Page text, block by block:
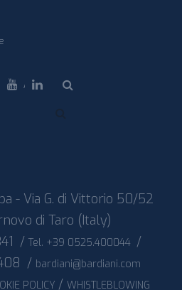
- Via G. di Vittorio 50/52
di Taro (Italy)
/ Tel. +39 0525.400044 /
/ bardiani@bardiani.com
POLICY / WHISTLEBLOWING